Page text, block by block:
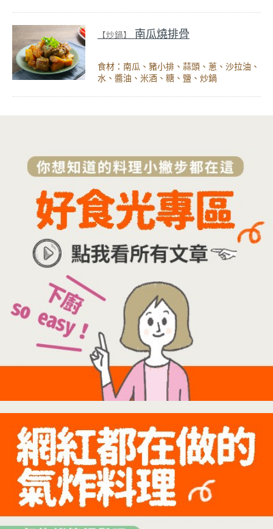
【炒鍋】 南瓜燒排骨
食材：南瓜、豬小排、蒜頭、蔥、沙拉油、
水、醬油、米酒、糖、鹽、炒鍋